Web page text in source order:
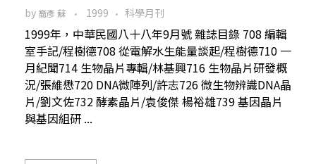
by 裔彥 蘇 1999 科學月刊
1999年，中華民國八十八年9月號 雜誌目錄 708 編輯
室手記/程樹德708 從電解水生能量談起/程樹德710 一
月紀聞714 生物晶片專輯/林基興716 生物晶片研發概
況/張維懋720 DNA微陣列/許志726 微生物辨識DNA晶
片/劉文佐732 酵素晶片/袁俊傑 楊裕雄739 基因晶片
與基因組研 ...